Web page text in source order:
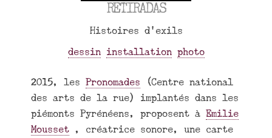
RETIRADAS
Histoires d’exils
dessin installation photo
2015, lesPronomades (Centre national
des arts de la rue) implantés dans les
piémonts Pyrénéens, proposent àEmilie
Mousset , créatrice sonore, une carte